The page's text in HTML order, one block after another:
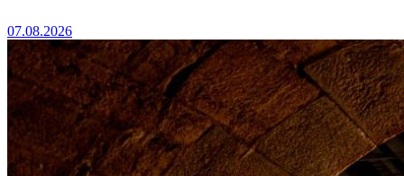
07.08.2026